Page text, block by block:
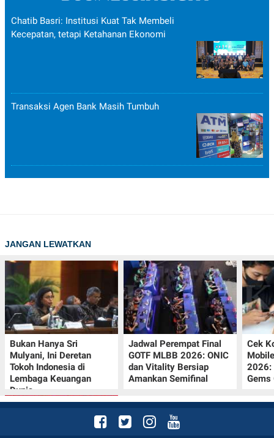
Chatib Basri: Institusi Kuat Tak Membeli
Kecepatan, tetapi Ketahanan Ekonomi
Transaksi Agen Bank Masih Tumbuh
JANGAN LEWATKAN
Bukan Hanya Sri
Mulyani, Ini Deretan
Tokoh Indonesia di
Lembaga Keuangan
Dunia
Jadwal Perempat Final
GOTF MLBB 2026: ONIC
dan Vitality Bersiap
Amankan Semifinal
Cek
2026:
Gems